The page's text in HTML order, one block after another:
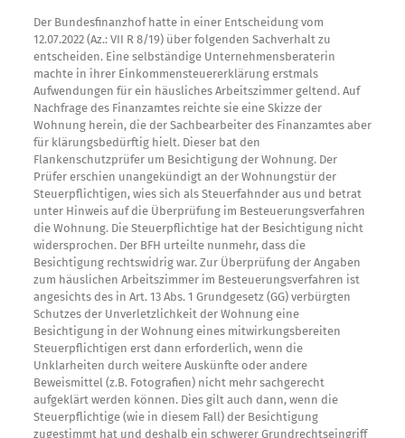
Der Bundesfinanzhof hatte in einer Entscheidung vom
12.07.2022 (Az.: VII R 8/19) über folgenden Sachverhalt zu
entscheiden. Eine selbständige Unternehmensberaterin
machte in ihrer Einkommensteuererklärung erstmals
Aufwendungen für ein häusliches Arbeitszimmer geltend. Auf
Nachfrage des Finanzamtes reichte sie eine Skizze der
Wohnung herein, die der Sachbearbeiter des Finanzamtes aber
für klärungsbedürftig hielt. Dieser bat den
Flankenschutzprüfer um Besichtigung der Wohnung. Der
Prüfer erschien unangekündigt an der Wohnungstür der
Steuerpflichtigen, wies sich als Steuerfahnder aus und betrat
unter Hinweis auf die Überprüfung im Besteuerungsverfahren
die Wohnung. Die Steuerpflichtige hat der Besichtigung nicht
widersprochen. Der BFH urteilte nunmehr, dass die
Besichtigung rechtswidrig war. Zur Überprüfung der Angaben
zum häuslichen Arbeitszimmer im Besteuerungsverfahren ist
angesichts des in Art. 13 Abs. 1 Grundgesetz (GG) verbürgten
Schutzes der Unverletzlichkeit der Wohnung eine
Besichtigung in der Wohnung eines mitwirkungsbereiten
Steuerpflichtigen erst dann erforderlich, wenn die
Unklarheiten durch weitere Auskünfte oder andere
Beweismittel (z.B. Fotografien) nicht mehr sachgerecht
aufgeklärt werden können. Dies gilt auch dann, wenn die
Steuerpflichtige (wie in diesem Fall) der Besichtigung
zugestimmt hat und deshalb ein schwerer Grundrechtseingriff